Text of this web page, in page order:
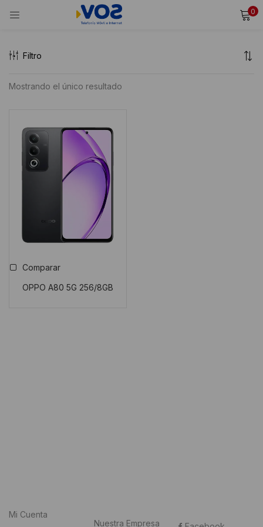
0
INICIAR SESIÓN
Ingresa tu usuario y contraseña para iniciar sesión.
¿Olvidaste tu contraseña?
Filtro
Mostrando el único resultado
Comparar
OPPO A80 5G 256/8GB
Mi Cuenta
Nuestra Empresa